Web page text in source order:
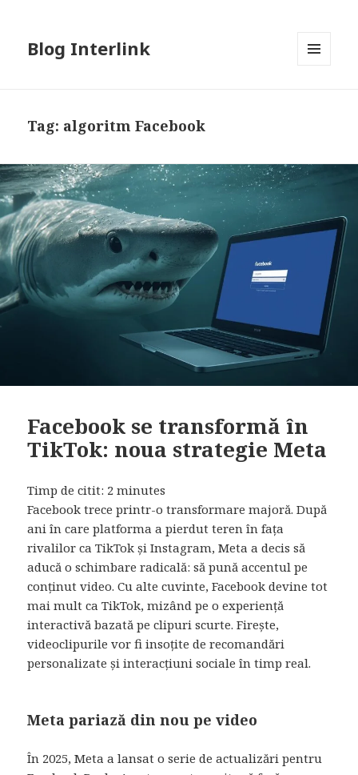
Blog Interlink
Tag: algoritm Facebook
Facebook se transformă în
TikTok: noua strategie Meta
Timp de citit: 2 minutes
Facebook trece printr-o transformare majoră. După
ani în care platforma a pierdut teren în fața
rivalilor ca TikTok și Instagram, Meta a decis să
aducă o schimbare radicală: să pună accentul pe
conținut video. Cu alte cuvinte, Facebook devine tot
mai mult ca TikTok, mizând pe o experiență
interactivă bazată pe clipuri scurte. Firește,
videoclipurile vor fi insoțite de recomandări
personalizate și interacțiuni sociale în timp real.
Meta pariază din nou pe video
În 2025, Meta a lansat o serie de actualizări pentru